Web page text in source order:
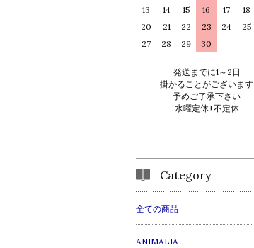
13
14 15 16 17 18
20
21 22 23 24 25
27
28 29 30
発送までに1～2日
掛かることがございます
予めご了承下さい
水曜定休+不定休
Category
全ての商品
ANIMALIA